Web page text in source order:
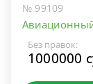
№ 99109
Без правок:
1000000